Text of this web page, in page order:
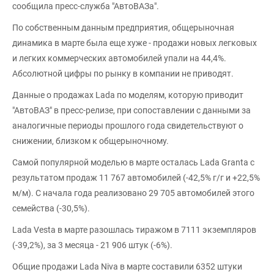
сообщила пресс-служба "АвтоВАЗа".
По собственным данным предприятия, общерыночная
динамика в марте была еще хуже - продажи новых легковых
и легких коммерческих автомобилей упали на 44,4%.
Абсолютной цифры по рынку в компании не приводят.
Данные о продажах Lada по моделям, которую приводит
"АвтоВАЗ" в пресс-релизе, при сопоставлении с данными за
аналогичные периоды прошлого года свидетельствуют о
снижении, близком к общерыночному.
Самой популярной моделью в марте осталась Lada Granta с
результатом продаж 11 767 автомобилей (-42,5% г/г и +22,5%
м/м). С начала года реализовано 29 705 автомобилей этого
семейства (-30,5%).
Lada Vesta в марте разошлась тиражом в 7111 экземпляров
(-39,2%), за 3 месяца - 21 906 штук (-6%).
Общие продажи Lada Niva в марте составили 6352 штуки